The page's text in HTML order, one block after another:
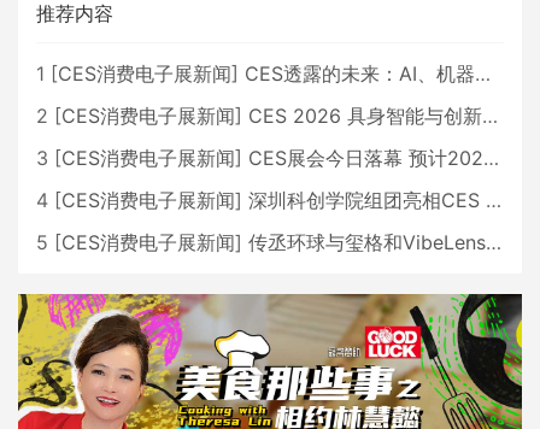
推荐内容
1 [CES消费电子展新闻] CES透露的未来：AI、机器人与智能生活大爆发
2 [CES消费电子展新闻] CES 2026 具身智能与创新领域 中国公司大放异彩
3 [CES消费电子展新闻] CES展会今日落幕 预计2026行业收入将超五千亿美元
4 [CES消费电子展新闻] 深圳科创学院组团亮相CES 广受好评
5 [CES消费电子展新闻] 传丞环球与玺格和VibeLens共同推出全新耳机